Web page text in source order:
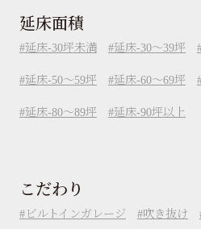
延床面積
延床-30坪未満 延床-30～39坪
延床-50～59坪 延床-60～69坪
延床-80～89坪 延床-90坪以上
こだわり
ビルトインガレージ 吹き抜け